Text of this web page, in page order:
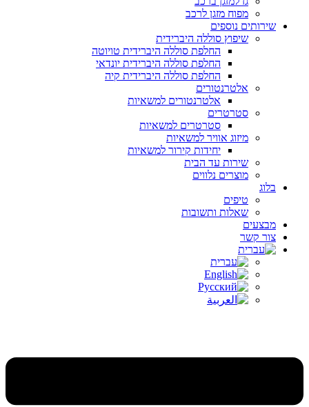
מפוח מזגן לרכב
שירותים נוספים
שיפוץ סוללה היברידית
החלפת סוללה היברידית טויוטה
החלפת סוללה היברידית יונדאי
החלפת סוללה היברידית קיה
אלטרנטורים
אלטרנטורים למשאיות
סטרטרים
סטרטרים למשאיות
מיזוג אוויר למשאיות
יחידות קירור למשאיות
שירות עד הבית
מוצרים נלווים
בלוג
טיפים
שאלות ותשובות
מבצעים
צור קשר